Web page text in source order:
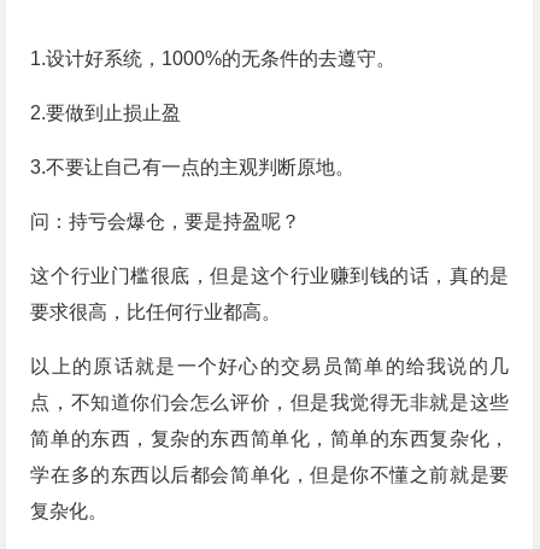
1.设计好系统，1000%的无条件的去遵守。
2.要做到止损止盈
3.不要让自己有一点的主观判断原地。
问：持亏会爆仓，要是持盈呢？
这个行业门槛很底，但是这个行业赚到钱的话，真的是
要求很高，比任何行业都高。
以上的原话就是一个好心的交易员简单的给我说的几
点，不知道你们会怎么评价，但是我觉得无非就是这些
简单的东西，复杂的东西简单化，简单的东西复杂化，
学在多的东西以后都会简单化，但是你不懂之前就是要
复杂化。